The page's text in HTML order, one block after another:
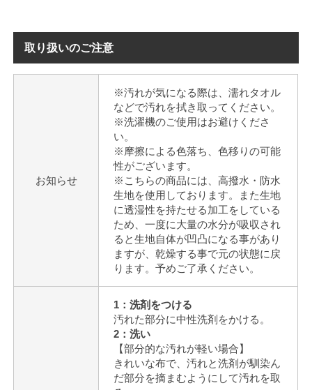
取り扱いのご注意
お知らせ
※汚れが気になる際は、濡れタオル
などで汚れを拭き取ってください。
※洗濯機のご使用はお避けくださ
い。
※摩擦による色落ち、色移りの可能
性がございます。
※こちらの商品には、高撥水・防水
生地を使用しております。また生地
に透湿性を持たせる加工をしている
ため、一度に大量の水分が吸収され
ると生地自体が凹凸になる事があり
ますが、乾燥する事で元の状態に戻
ります。予めご了承ください。
1：洗剤をつける
汚れた部分に中性洗剤をかける。
2：洗い
【部分的な汚れが軽い場合】
きれいな布で、汚れと洗剤が馴染ん
だ部分を摘まむようにして汚れを取